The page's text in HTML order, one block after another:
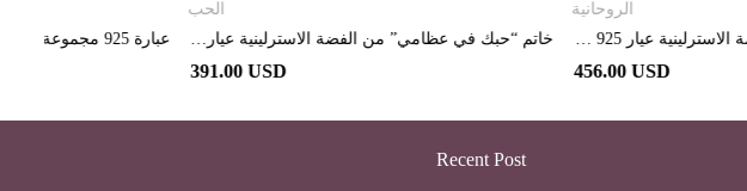
خاتم “حبك في عظامي” من الفضة الاسترلينية عيار 925 مطلي بالبلاديوم و مرصع بالألماس
عبارة 925 مجموعة الروحانيات خاتم الفلق فضي اللون
Recent Post